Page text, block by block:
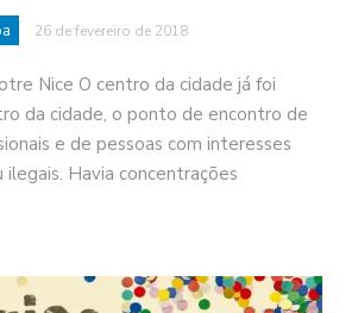
26 de fevereiro de 2018
Nice O centro da cidade já foi
da cidade, o ponto de encontro de
e de pessoas com interesses
ilegais. Havia concentrações